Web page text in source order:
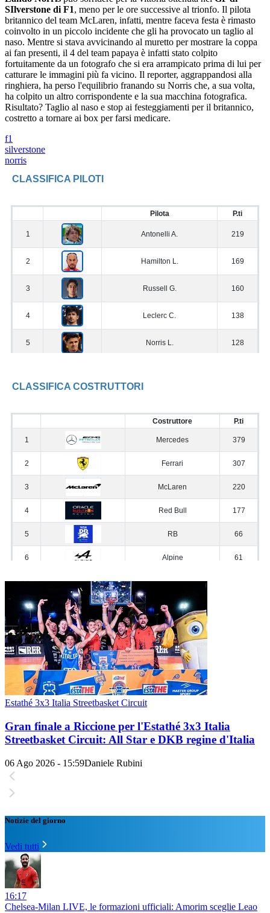
SIlverstone di F1, meno per le ore successive al trionfo. Il pilota
britannico del team McLaren, infatti, mentre faceva festa è rimasto
coinvolto in un piccolo incidente che gli ha provocato un taglio al
naso. Mentre si stava avvicinando al muretto per mostrare la coppa
ai fan presenti, il 4 del team papaya è infatti stato colpito
fortuitamente da un fotografo che si era arrampicato prima di lui per
catturare le immagini più fa vicino. Il reporter, aggrappandosi alla
ringhiera, ha perso l'equilibrio franando su Norris che, a sua volta,
ha colpito un altro corrispondente e la sua macchina fotografica.
Risultato? Taglio al naso e stop ai festeggiamenti per il britannico,
costretto a tornare ai box per farsi medicare.
f1
silverstone
norris
Estathé 3x3 Italia Streetbasket Circuit
Gran finale a Riccione per l'Estathé 3x3 Italia
Streetbasket Circuit: All Star e DKB regine d'Italia
06 Ago 2026 - 15:59Daniele Rubini
Notizie del giorno
Vedi tutti
16:17
Chelsea-Milan LIVE, le formazioni ufficiali: Amorim sceglie Leao